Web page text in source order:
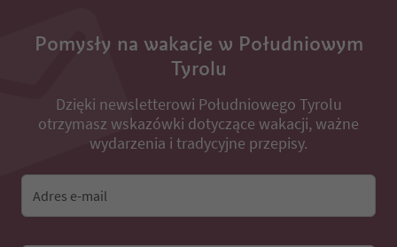
Pomysły na wakacje w Południowym
Tyrolu
Dzięki newsletterowi Południowego Tyrolu
otrzymasz wskazówki dotyczące wakacji, ważne
wydarzenia i tradycyjne przepisy.
Adres e-mail